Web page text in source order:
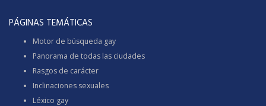
PÁGINAS TEMÁTICAS
Motor de búsqueda gay
Panorama de todas las ciudades
Rasgos de carácter
Inclinaciones sexuales
Léxico gay